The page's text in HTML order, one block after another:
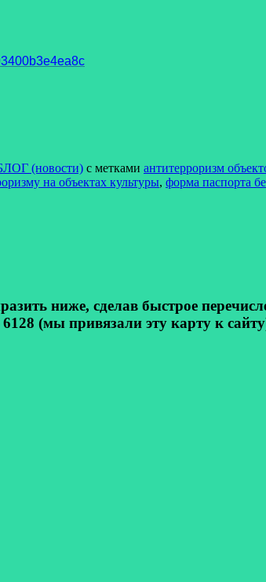
(новости) с метками антитерроризм
на объектах культуры, форма паспорта
ниже, сделав быстрое
(мы привязали эту карту к